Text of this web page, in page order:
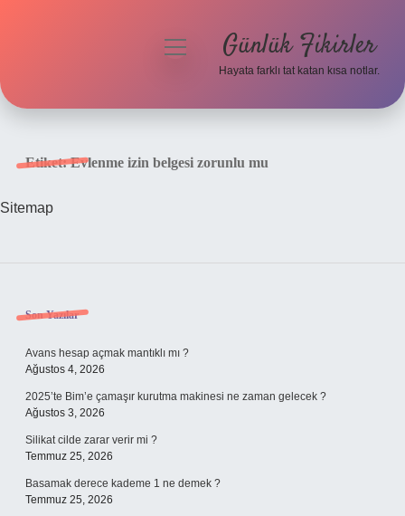
menüyü
Günlük Fikirler
Hayata farklı tat katan kısa notlar.
Etiket:Evlenme izin belgesi zorunlu mu
Sitemap
Sidebar
Son Yazılar
Avans hesap açmak mantıklı mı ?
Ağustos 4, 2026
2025’te Bim’e çamaşır kurutma makinesi ne zaman gelecek ?
Ağustos 3, 2026
Silikat cilde zarar verir mi ?
Temmuz 25, 2026
Basamak derece kademe 1 ne demek ?
Temmuz 25, 2026